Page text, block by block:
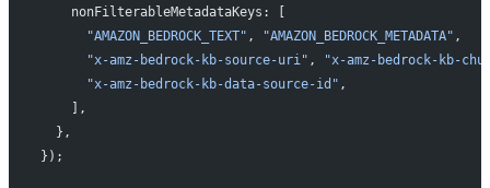
    nonFilterableMetadataKeys: [
      "AMAZON_BEDROCK_TEXT"
, "AMAZON_BEDROCK_METADATA" ,
      "x-amz-bedrock-kb-source-uri"
,
"x-amz-bedrock-kb-
      "x-amz-bedrock-kb-data-source-id"
,
    ],
  },
});